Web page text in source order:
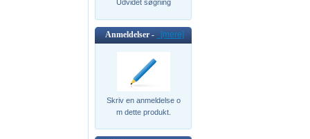
Udvidet søgning
Anmeldelser - [mere]
Skriv en anmeldelse o
m dette produkt.